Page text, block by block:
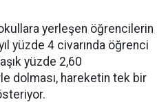
yerleşen öğrencilerin
yüzde 4 civarında öğrenci
yüzde 2,60
dolması, hareketin tek bir